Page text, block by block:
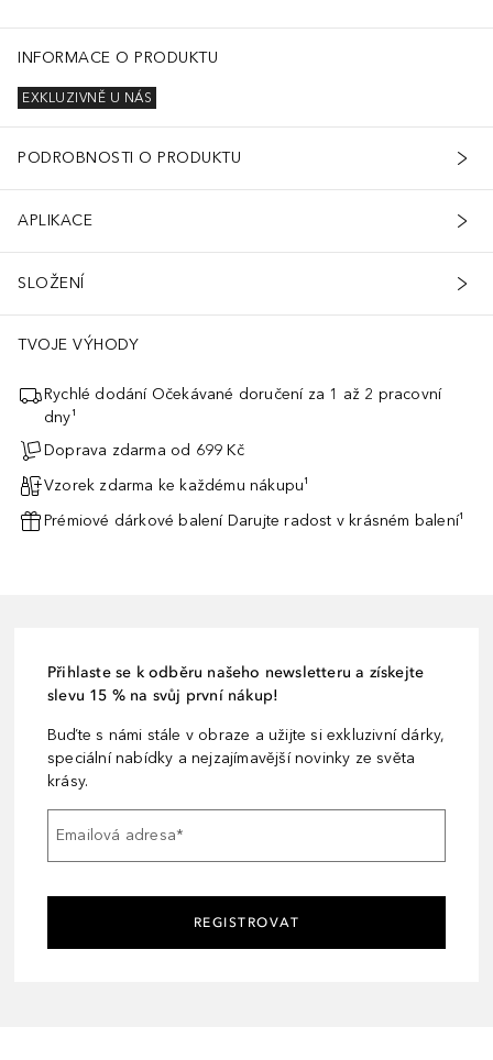
INFORMACE O PRODUKTU
EXKLUZIVNĚ U NÁS
PODROBNOSTI O PRODUKTU
APLIKACE
SLOŽENÍ
TVOJE VÝHODY
Rychlé dodání Očekávané doručení za 1 až 2 pracovní
dny¹
Doprava zdarma od 699 Kč
Vzorek zdarma ke každému nákupu¹
Prémiové dárkové balení Darujte radost v krásném balení¹
Přihlaste se k odběru našeho newsletteru a získejte
slevu 15 % na svůj první nákup!
Buďte s námi stále v obraze a užijte si exkluzivní dárky,
speciální nabídky a nejzajímavější novinky ze světa
krásy.
Emailová adresa*
REGISTROVAT